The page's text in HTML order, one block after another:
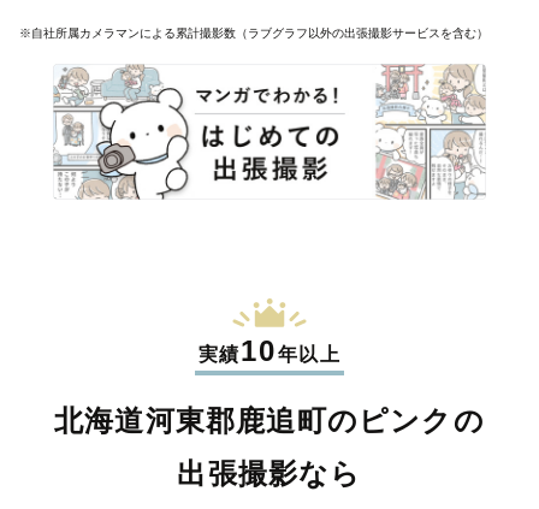
※自社所属カメラマンによる累計撮影数（ラブグラフ以外の出張撮影サービスを含む）
実績10年以上
北海道河東郡鹿追町のピンクの
出張撮影なら